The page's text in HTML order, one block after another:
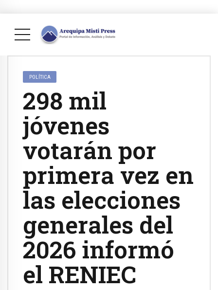
POLÍTICA
298 mil
jóvenes
votarán por
primera vez en
las elecciones
generales del
2026 informó
el RENIEC